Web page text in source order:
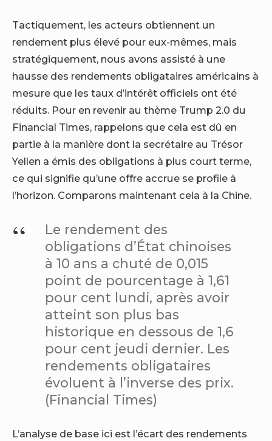
Tactiquement, les acteurs obtiennent un
rendement plus élevé pour eux-mêmes, mais
stratégiquement, nous avons assisté à une
hausse des rendements obligataires américains à
mesure que les taux d’intérêt officiels ont été
réduits. Pour en revenir au thème Trump 2.0 du
Financial Times, rappelons que cela est dû en
partie à la manière dont la secrétaire au Trésor
Yellen a émis des obligations à plus court terme,
ce qui signifie qu’une offre accrue se profile à
l’horizon. Comparons maintenant cela à la Chine.
Le rendement des
obligations d’État chinoises
à 10 ans a chuté de 0,015
point de pourcentage à 1,61
pour cent lundi, après avoir
atteint son plus bas
historique en dessous de 1,6
pour cent jeudi dernier. Les
rendements obligataires
évoluent à l’inverse des prix.
(Financial Times)
L’analyse de base ici est l’écart des rendements